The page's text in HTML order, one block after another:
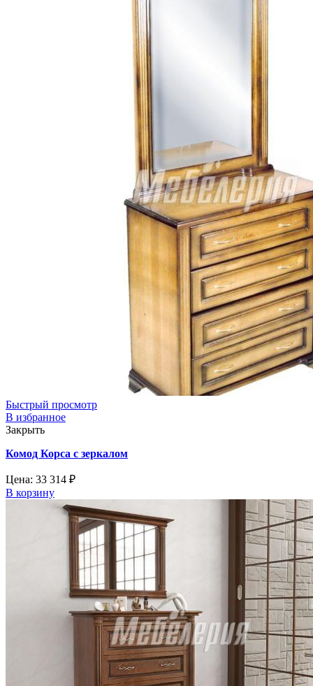
Быстрый просмотр
В избранное
Закрыть
Комод Корса с зеркалом
Цена: 33 314 ₽
В корзину